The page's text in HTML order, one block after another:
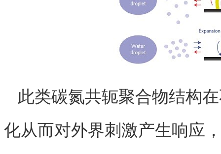
此类碳氮共轭聚合物结构
化从而对外界刺激产生响应